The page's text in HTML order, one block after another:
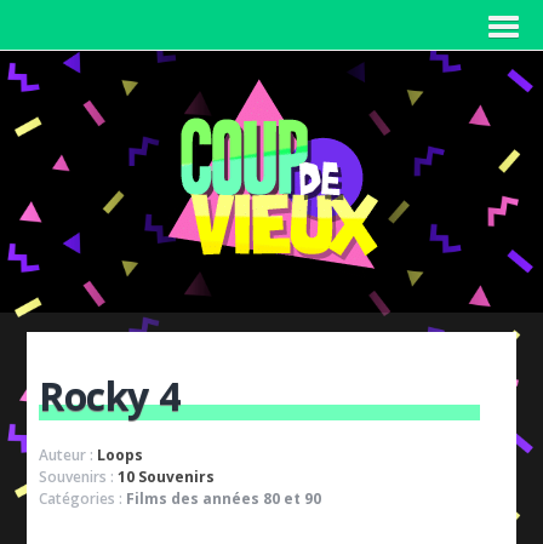
Rocky 4
Auteur : Loops
Souvenirs :10 Souvenirs
Catégories : Films des années 80 et 90